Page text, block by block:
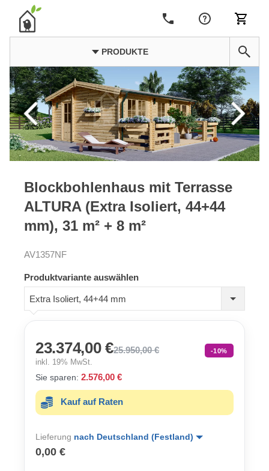
PRODUKTE
Blockbohlenhaus mit Terrasse
ALTURA (Extra Isoliert, 44+44
mm), 31 m² + 8 m²
AV1357NF
Produktvariante auswählen
Extra Isoliert, 44+44 mm
23.374,00 €25.950,00 € -10%
inkl. 19% MwSt.
Sie sparen: 2.576,00 €
Kauf auf Raten
Lieferung nach Deutschland (Festland)
0,00 €